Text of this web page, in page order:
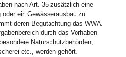
nach Art. 35 zusätzlich eine
oder ein Gewässerausbau zu
deren Begutachtung das WWA.
durch das Vorhaben
Naturschutzbehörden,
etc., werden gehört.